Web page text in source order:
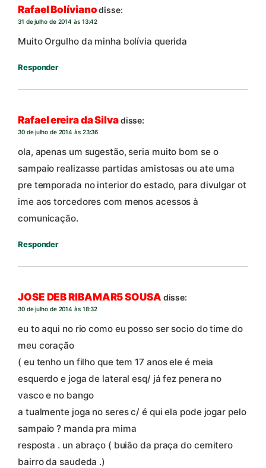
Rafael Bolívianodisse:
31 de julho de 2014 às 13:42
Muito Orgulho da minha bolívia querida
Responder
Rafael ereira da Silvadisse:
30 de julho de 2014 às 23:36
ola, apenas um sugestão, seria muito bom se o
sampaio realizasse partidas amistosas ou ate uma
pre temporada no interior do estado, para divulgar ot
ime aos torcedores com menos acessos à
comunicação.
Responder
JOSE DEB RIBAMAR5 SOUSA disse:
30 de julho de 2014 às 18:32
eu to aqui no rio como eu posso ser socio do time do
meu coração
( eu tenho un filho que tem 17 anos ele é meia
esquerdo e joga de lateral esq/ já fez penera no
vasco e no bango
a tualmente joga no seres c/ é qui ela pode jogar pelo
sampaio ? manda pra mima
resposta . un abraço ( buião da praça do cemitero
bairro da saudeda .)